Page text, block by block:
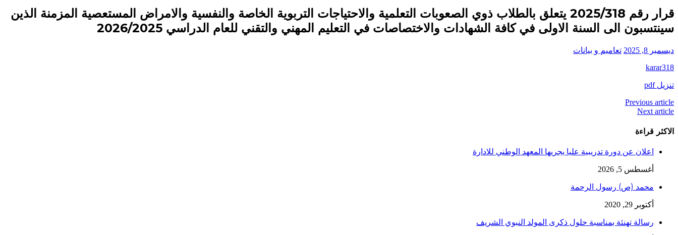
قرار رقم 2025/318 يتعلق بالطلاب ذوي الصعوبات التعلمية والاحتياجات التربوية الخاصة والنفسية والامراض المستعصية المزمنة الذين
سينتسبون الى السنة الاولى في كافة الشهادات والاختصاصات في التعليم المهني والتقني للعام الدراسي 2026/2025
ديسمبر 8, 2025
تعاميم و بيانات
karar318
تنزيل pdf
Previous article
Next article
الاكثر قراءة
اعلان عن دورة تدريبية عليا يجريها المعهد الوطني للادارة
أغسطس 5, 2026
محمد (ص) رسول الرحمة
أكتوبر 29, 2020
رسالة تهنئة بمناسبة حلول ذكرى المولد النبوي الشريف